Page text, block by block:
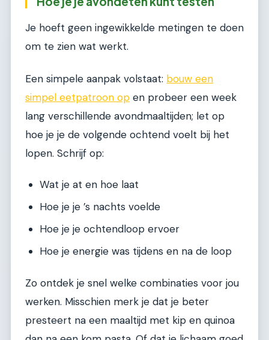
Je hoeft geen ingewikkelde metingen te doen
om te zien wat werkt.
Een simpele aanpak volstaat: bouw een
simpel eetpatroon op en probeer een week
lang verschillende avondmaaltijden; let op
hoe je je de volgende ochtend voelt bij het
lopen. Schrijf op:
Wat je at en hoe laat
Hoe je je ’s nachts voelde
Hoe je je ochtendloop ervoer
Hoe je energie was tijdens en na de loop
Zo ontdek je snel welke combinaties voor jou
werken. Misschien merk je dat je beter
presteert na een maaltijd met kip en quinoa